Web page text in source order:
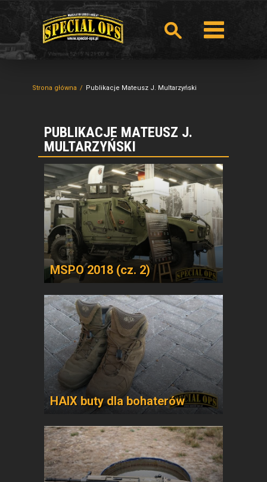
Strona główna Publikacje Mateusz J. Multarzyński
PUBLIKACJE MATEUSZ J.
MULTARZYŃSKI
MSPO 2018 (cz. 2)
HAIX buty dla bohaterów